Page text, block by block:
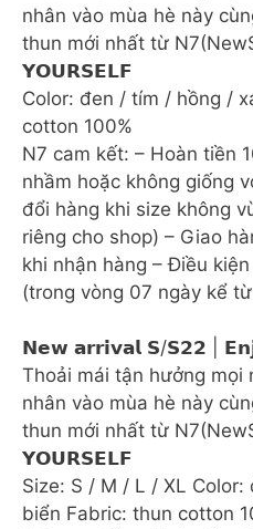
nhân vào mùa hè này
thun mới nhất từ
𝗬𝗢𝗨𝗥𝗦𝗘𝗟𝗙
Color: đen / tím / hồng /
cotton 100%
N7 cam kết: – Hoàn tiền
nhầm hoặc không giống
đổi hàng khi size không
riêng cho shop) – Giao
khi nhận hàng – Điều
(trong vòng 07 ngày kể
𝗡𝗲𝘄 𝗮𝗿𝗿𝗶𝘃𝗮𝗹 𝗦/𝗦𝟮𝟮 |
Thoải mái tận hưởng mọi
nhân vào mùa hè này
thun mới nhất từ
𝗬𝗢𝗨𝗥𝗦𝗘𝗟𝗙
Size: S / M / L / XL
biển Fabric: thun cotton